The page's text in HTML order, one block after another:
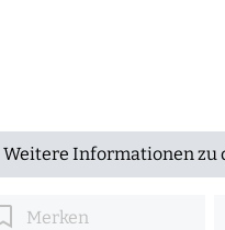
Weitere Informationen zu
Merken